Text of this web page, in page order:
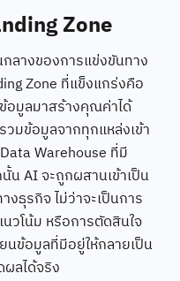
Zone
ลางของการแข่งขันทาง
Zone ที่แข็งแกร่งคือ
อมูลมาสร้างคุณค่าได้
วมข้อมูลจากทุกแหล่งเข้า
Warehouse ที่มี
น AI จะถูกผสานเข้าเป็น
ธุรกิจ ไม่ว่าจะเป็นการ
วโน้ม หรือการตัดสินใจ
นข้อมูลที่มีอยู่ให้กลายเป็น
ลได้จริง